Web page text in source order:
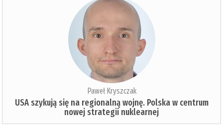
Paweł Kryszczak
USA szykują się na regionalną wojnę. Polska w centrum
nowej strategii nuklearnej